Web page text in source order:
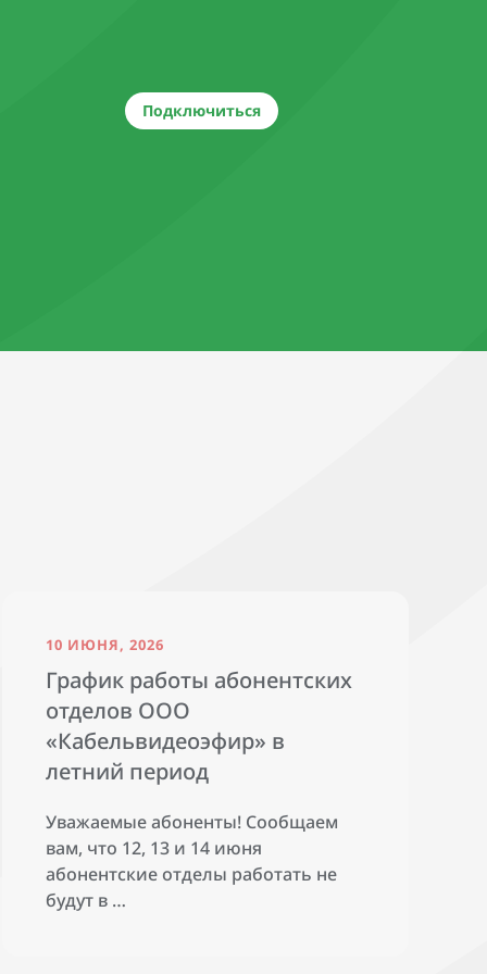
Подключиться
10 ИЮНЯ, 2026
График работы абонентских
отделов ООО
«Кабельвидеоэфир» в
летний период
Уважаемые абоненты! Сообщаем
вам, что 12, 13 и 14 июня
абонентские отделы работать не
будут в …